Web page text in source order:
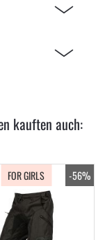
kauften auch:
-56%
FOR GIRLS